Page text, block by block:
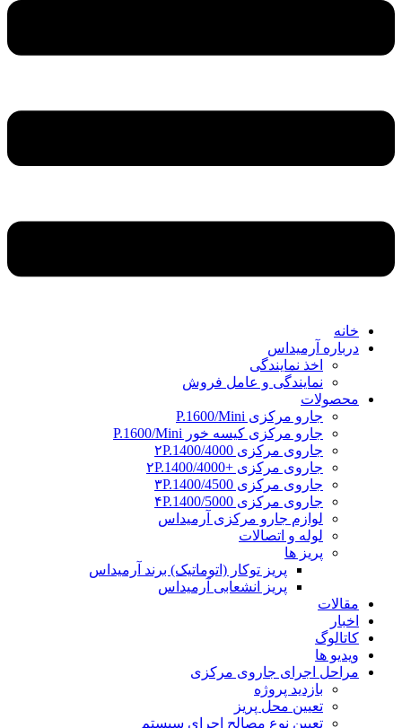
خانه
درباره آرمیداس
اخذ نمایندگی
نمایندگی و عامل فروش
محصولات
جارو مرکزی P.1600/Mini
جارو مرکزی کیسه خور P.1600/Mini
جاروی مرکزی ۲P.1400/4000
جاروی مرکزی +۲P.1400/4000
جاروی مرکزی ۳P.1400/4500
جاروی مرکزی ۴P.1400/5000
لوازم جارو مرکزی آرمیداس
لوله و اتصالات
پریز ها
پریز توکار (اتوماتیک) برند آرمیداس
پریز انشعابی آرمیداس
مقالات
اخبار
کاتالوگ
ویدیو ها
مراحل اجرای جاروی مرکزی
بازدید پروژه
تعیین محل پریز
تعیین نوع مصالح اجرای سیستم